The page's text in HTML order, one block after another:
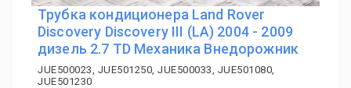
Трубка кондиционера Land Rover
Discovery Discovery III (LA) 2004 - 2009
дизель 2.7 TD Механика Внедорожник
JUE500023, JUE501250, JUE500033, JUE501080,
JUE501230